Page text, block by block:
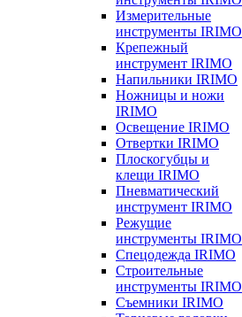
Измерительные
инструменты IRIMO
Крепежный
инструмент IRIMO
Напильники IRIMO
Ножницы и ножи
IRIMO
Освещение IRIMO
Отвертки IRIMO
Плоскогубцы и
клещи IRIMO
Пневматический
инструмент IRIMO
Режущие
инструменты IRIMO
Спецодежда IRIMO
Строительные
инструменты IRIMO
Съемники IRIMO